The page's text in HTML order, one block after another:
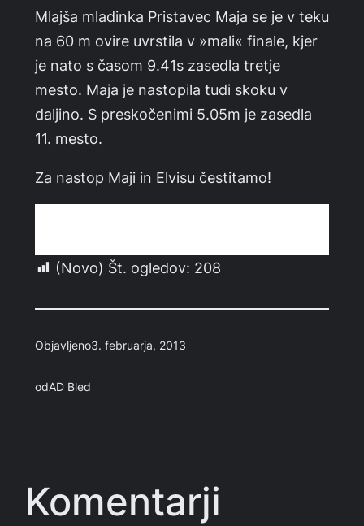
Mlajša mladinka Pristavec Maja se je v teku
na 60 m ovire uvrstila v »mali« finale, kjer
je nato s časom 9.41s zasedla tretje
mesto. Maja je nastopila tudi skoku v
daljino. S preskočenimi 5.05m je zasedla
11. mesto.
Za nastop Maji in Elvisu čestitamo!
(Novo) Št. ogledov: 208
Objavljeno3. februarja, 2013
odAD Bled
Komentarji